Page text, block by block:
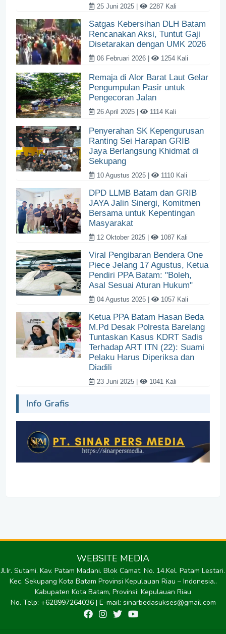
25 Juni 2025 | 2287 Kali
Satgas Kebersihan DLH Batam
Rencanakan Aksi, Tuntut Gaji
Disetarakan dengan UMK 2026
06 Februari 2026 | 1254 Kali
Remaja di Alor Barat Laut Gelar
Pengumpulan Pasir untuk
Pengecoran Jalan
26 April 2025 | 1114 Kali
Penyerahan SK Kepengurusan
Ranting Sei Harapan GRIB
Jaya Berlangsung Khidmat di
Sekupang
10 Agustus 2025 | 1110 Kali
DPD LLMB Batam dan GRIB
JAYA Jalin Sinergi, Komitmen
Bersama untuk Kepentingan
Masyarakat
12 Oktober 2025 | 1087 Kali
Viral Pengibaran Bendera One
Piece Jelang 17 Agustus, Ketua
Pendiri PPA Batam: "Boleh,
Asal Sesuai Aturan Hukum"
04 Agustus 2025 | 1057 Kali
Ketua PPA Batam Hasan Beda
M.Pd Desak Polresta Barelang
Tuntaskan Kasus KDRT Sadis
Terhadap ART ITN (22): Suami
Pelaku Harus Diperiksa dan
Diadili
23 Juni 2025 | 1041 Kali
Info Grafis